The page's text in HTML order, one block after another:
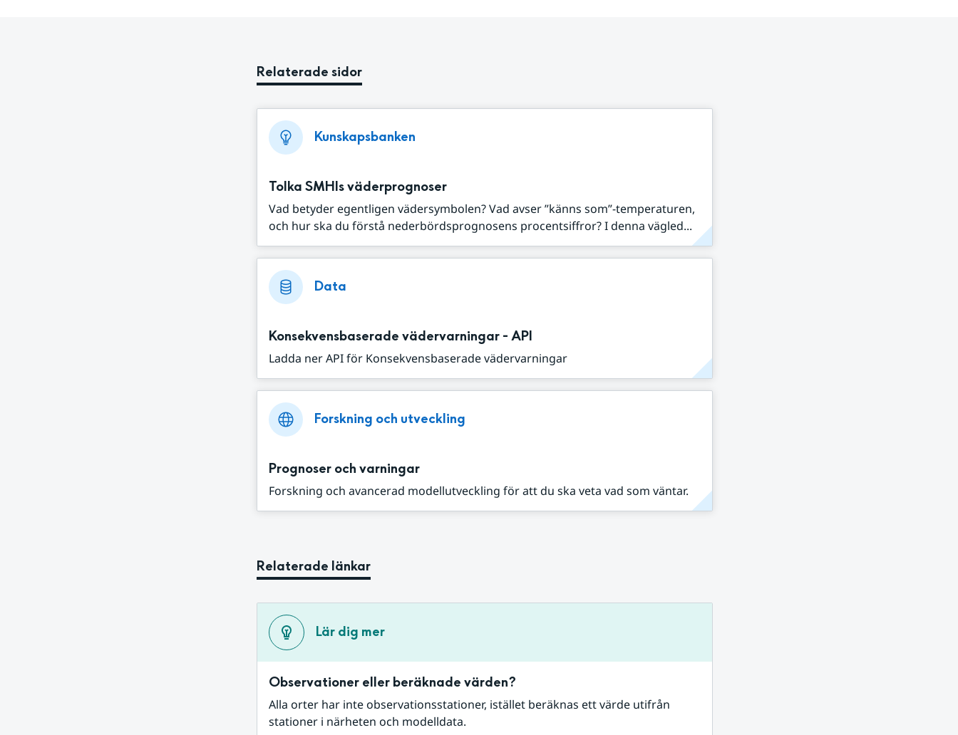
Relaterade sidor
Kunskapsbanken
Tolka SMHIs väderprognoser
Vad betyder egentligen vädersymbolen? Vad avser ”känns som”-temperaturen,
och hur ska du förstå nederbördsprognosens procentsiffror? I denna vägled...
Data
Konsekvensbaserade vädervarningar - API
Ladda ner API för Konsekvensbaserade vädervarningar
Forskning och utveckling
Prognoser och varningar
Forskning och avancerad modellutveckling för att du ska veta vad som väntar.
Relaterade länkar
Lär dig mer
Observationer eller beräknade värden?
Alla orter har inte observationsstationer, istället beräknas ett värde utifrån
stationer i närheten och modelldata.